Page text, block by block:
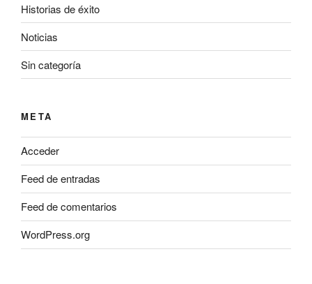
Historias de éxito
Noticias
Sin categoría
META
Acceder
Feed de entradas
Feed de comentarios
WordPress.org